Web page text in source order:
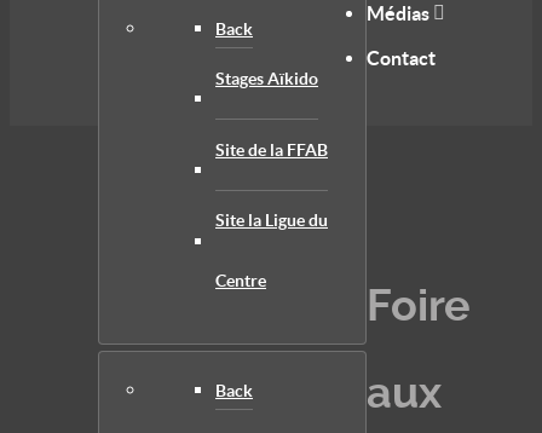
Back
Stages Aïkido
Site de la FFAB
Site la Ligue du
Centre
Médias
Back
Contact
Foire
aux